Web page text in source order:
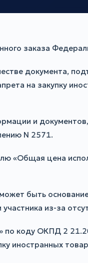
заказа
документа,
на закупку
и
N 2571.
«Общая цена
быть
из-за
коду ОКПД 2
иностранных